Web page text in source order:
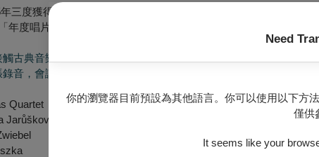
Need
你的瀏覽器目前預設為其他語言。你可以使用以下方
僅供
It seems like your
三度獲得《留聲機雜誌》「年度室內樂唱片」
年度唱片」得主
觸古典音樂，我會直接請他來聽帕弗哈斯四重奏的演出。」《克里夫
錄音，會讓我覺得擔任唱片評論是世界上最棒的工作。」《留聲機雜
Quartet